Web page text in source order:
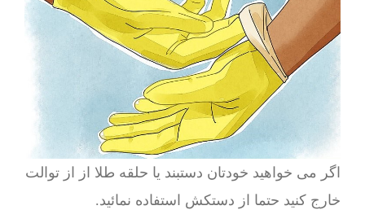
اگر می خواهید خودتان دستبند یا حلقه طلا از از توالت
خارج کنید حتما از دستکش استفاده نمائید.